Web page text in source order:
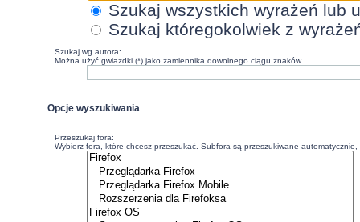
Szukaj wszystkich wyrażeń lub
Szukaj któregokolwiek z
Szukaj wg autora:
Można użyć gwiazdki (*) jako zamiennika dowolnego ciągu znaków.
Opcje wyszukiwania
Przeszukaj fora:
Wybierz fora, które chcesz przeszukać. Subfora są przeszukiwane